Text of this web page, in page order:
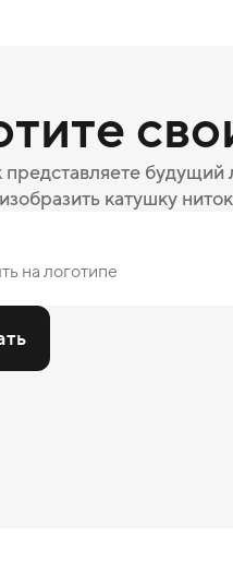
представляете
катушку